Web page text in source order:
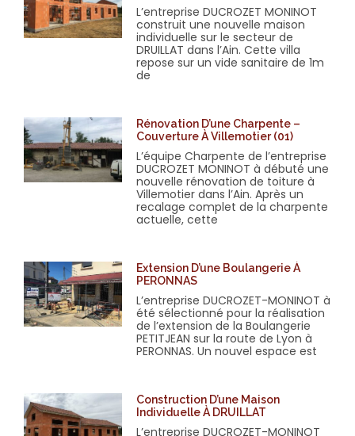
L’entreprise DUCROZET MONINOT
construit une nouvelle maison
individuelle sur le secteur de
DRUILLAT dans l’Ain. Cette villa
repose sur un vide sanitaire de 1m
de
Rénovation D’une Charpente –
Couverture À Villemotier (01)
L’équipe Charpente de l’entreprise
DUCROZET MONINOT à débuté une
nouvelle rénovation de toiture à
Villemotier dans l’Ain. Après un
recalage complet de la charpente
actuelle, cette
Extension D’une Boulangerie À
PERONNAS
L’entreprise DUCROZET-MONINOT à
été sélectionné pour la réalisation
de l’extension de la Boulangerie
PETITJEAN sur la route de Lyon à
PERONNAS. Un nouvel espace est
Construction D’une Maison
Individuelle À DRUILLAT
L’entreprise DUCROZET-MONINOT